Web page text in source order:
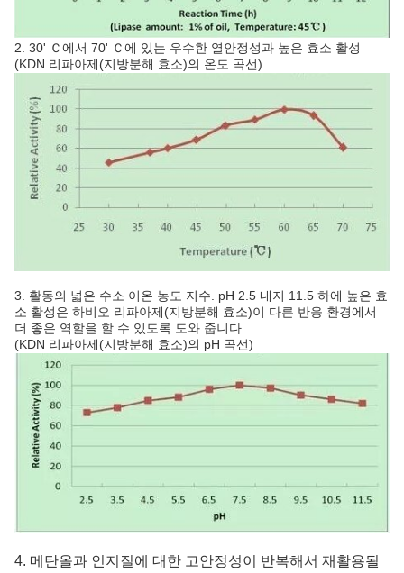
2. 30' Ｃ에서 70' Ｃ에 있는 우수한 열안정성과 높은 효소 활성
(KDN 리파아제(지방분해 효소)의 온도 곡선)
3. 활동의 넓은 수소 이온 농도 지수. pH 2.5 내지 11.5 하에 높은 효
소 활성은 하비오 리파아제(지방분해 효소)이 다른 반응 환경에서
더 좋은 역할을 할 수 있도록 도와 줍니다.
(KDN 리파아제(지방분해 효소)의 pH 곡선)
4. 메탄올과 인지질에 대한 고안정성이 반복해서 재활용될